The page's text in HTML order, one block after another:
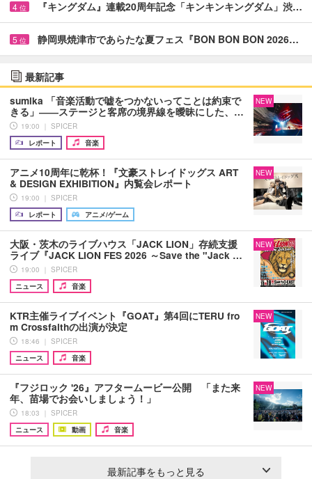
4 位 『キングダム』連載20周年記念「キンキンキングダム」渋…
5 位 静岡県焼津市であらたな夏フェス『BON BON BON 2026…
最新記事
sumika 「音楽活動で嘘をつかないってことは約束で
きる」――ステージと客席の境界線を曖昧にした、…
19:00 ｜ SPICER
レポート
音楽
NEW
アニメ10周年に乾杯！『文豪ストレイドッグス ART
& DESIGN EXHIBITION』内覧会レポート
19:00 ｜ SPICER
レポート
アニメ/ゲーム
NEW
大阪・茨木のライブハウス「JACK LION」存続支援
ライブ『JACK LION FES 2026 ～Save the "Jack …
19:00 ｜ SPICER
ニュース
音楽
NEW
KTR主催ライブイベント『GOAT』第4回にTERU fro
m Crossfaithの出演が決定
18:46 ｜ SPICER
ニュース
音楽
NEW
『フジロック '26』アフタームービー公開 「また来
年、苗場でお会いしましょう！」
18:03 ｜ SPICER
ニュース
動画 音楽
NEW
最新記事をもっと見る